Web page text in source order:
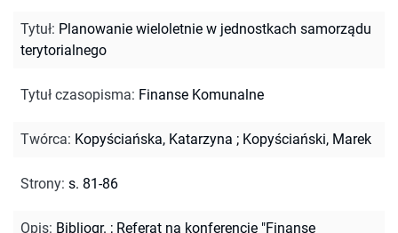
Tytuł: Planowanie wieloletnie w jednostkach samorządu
terytorialnego
Tytuł czasopisma: Finanse Komunalne
Twórca: Kopyściańska, Katarzyna ; Kopyściański, Marek
Strony: s. 81-86
Opis: Bibliogr. ; Referat na konferencję "Finanse